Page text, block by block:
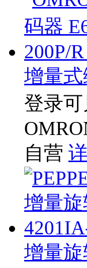
增量式
登录
自营
增量旋